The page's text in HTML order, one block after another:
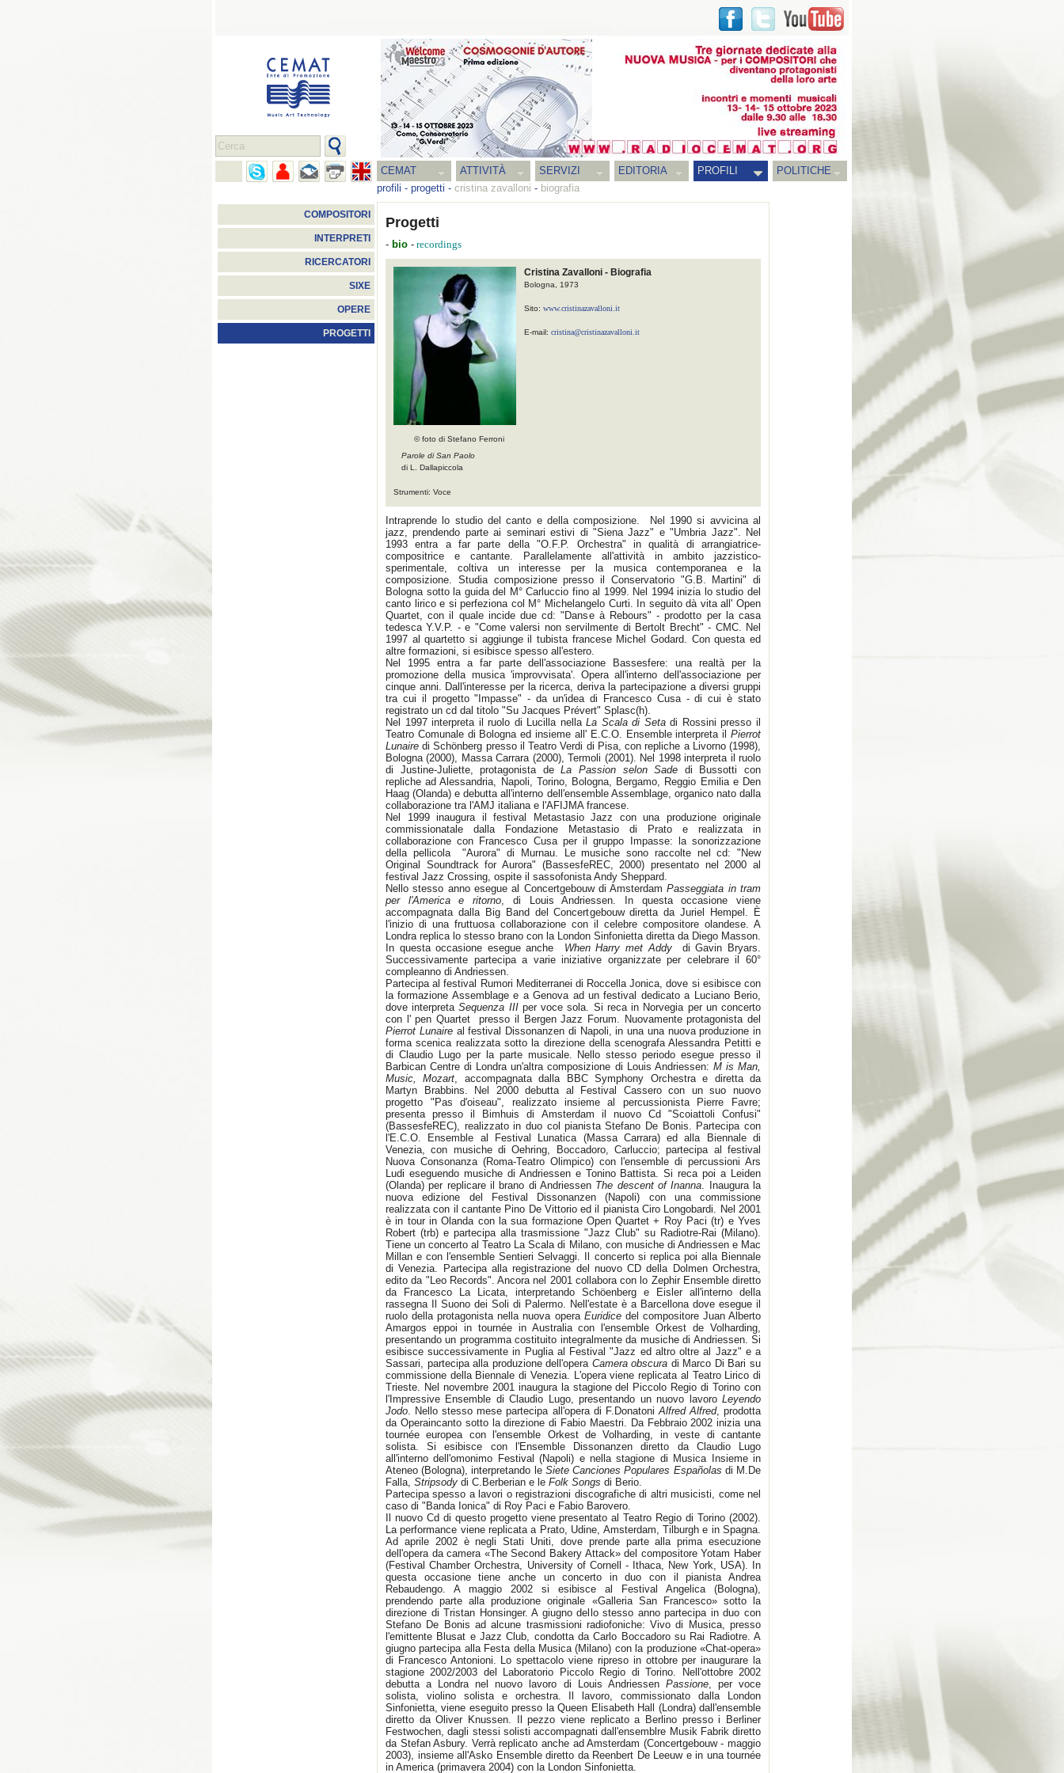
CEMAT ATTIVITÀ SERVIZI EDITORIA PROFILI
POLITICHE
profili - progetti - cristina zavalloni - biografia
COMPOSITORI
INTERPRETI
RICERCATORI
SIXE
OPERE
PROGETTI
Progetti
- bio - recordings
© foto di Stefano Ferroni
Cristina Zavalloni - Biografia
Bologna, 1973
Sito: www.cristinazavalloni.it
E-mail: cristina@cristinazavalloni.it
Parole di San Paolo
di L. Dallapiccola
Strumenti: Voce
Intraprende lo studio del canto e della composizione. Nel 1990 si avvicina al
jazz, prendendo parte ai seminari estivi di "Siena Jazz" e "Umbria Jazz". Nel
1993 entra a far parte della "O.F.P. Orchestra" in qualità di arrangiatrice-
compositrice e cantante. Parallelamente all'attività in ambito jazzistico-
sperimentale, coltiva un interesse per la musica contemporanea e la
composizione. Studia composizione presso il Conservatorio "G.B. Martini" di
Bologna sotto la guida del M° Carluccio fino al 1999. Nel 1994 inizia lo studio del
canto lirico e si perfeziona col M° Michelangelo Curti. In seguito dà vita all' Open
Quartet, con il quale incide due cd: "Danse à Rebours" - prodotto per la casa
tedesca Y.V.P. - e "Come valersi non servilmente di Bertolt Brecht" - CMC. Nel
1997 al quartetto si aggiunge il tubista francese Michel Godard. Con questa ed
altre formazioni, si esibisce spesso all'estero.
Nel 1995 entra a far parte dell'associazione Bassesfere: una realtà per la
promozione della musica 'improvvisata'. Opera all'interno dell'associazione per
cinque anni. Dall'interesse per la ricerca, deriva la partecipazione a diversi gruppi
tra cui il progetto "Impasse" - da un'idea di Francesco Cusa - di cui è stato
registrato un cd dal titolo "Su Jacques Prévert" Splasc(h).
Nel 1997 interpreta il ruolo di Lucilla nellaLa Scala di Setadi Rossini presso il
Teatro Comunale di Bologna ed insieme all' E.C.O. Ensemble interpreta il Pierrot
Lunaire di Schönberg presso il Teatro Verdi di Pisa, con repliche a Livorno (1998),
Bologna (2000), Massa Carrara (2000), Termoli (2001). Nel 1998 interpreta il ruolo
di Justine-Juliette, protagonista deLa Passion selon Sade di Bussotti con
repliche ad Alessandria, Napoli, Torino, Bologna, Bergamo, Reggio Emilia e Den
Haag (Olanda) e debutta all'interno dell'ensemble Assemblage, organico nato dalla
collaborazione tra l'AMJ italiana e l'AFIJMA francese.
Nel 1999 inaugura il festival Metastasio Jazz con una produzione originale
commissionatale dalla Fondazione Metastasio di Prato e realizzata in
collaborazione con Francesco Cusa per il gruppo Impasse: la sonorizzazione
della pellicola "Aurora" di Murnau. Le musiche sono raccolte nel cd: "New
Original Soundtrack for Aurora" (BassesfeREC, 2000) presentato nel 2000 al
festival Jazz Crossing, ospite il sassofonista Andy Sheppard.
Nello stesso anno esegue al Concertgebouw di Amsterdam Passeggiata in tram
per l'America e ritorno, di Louis Andriessen. In questa occasione viene
accompagnata dalla Big Band del Concertgebouw diretta da Juriel Hempel. È
l'inizio di una fruttuosa collaborazione con il celebre compositore olandese. A
Londra replica lo stesso brano con la London Sinfonietta diretta da Diego Masson.
In questa occasione esegue anche When Harry met Addy
di Gavin Bryars.
Successivamente partecipa a varie iniziative organizzate per celebrare il 60°
compleanno di Andriessen.
Partecipa al festival Rumori Mediterranei di Roccella Jonica, dove si esibisce con
la formazione Assemblage e a Genova ad un festival dedicato a Luciano Berio,
dove interpretaSequenza IIIper voce sola. Si reca in Norvegia per un concerto
con l' pen Quartet presso il Bergen Jazz Forum. Nuovamente protagonista del
Pierrot Lunaireal festival Dissonanzen di Napoli, in una una nuova produzione in
forma scenica realizzata sotto la direzione della scenografa Alessandra Petitti e
di Claudio Lugo per la parte musicale. Nello stesso periodo esegue presso il
Barbican Centre di Londra un'altra composizione di Louis Andriessen: M is Man,
Music, Mozart, accompagnata dalla BBC Symphony Orchestra e diretta da
Martyn Brabbins. Nel 2000 debutta al Festival Cassero con un suo nuovo
progetto "Pas d'oiseau", realizzato insieme al percussionista Pierre Favre;
presenta presso il Bimhuis di Amsterdam il nuovo Cd "Scoiattoli Confusi"
(BassesfeREC), realizzato in duo col pianista Stefano De Bonis. Partecipa con
l'E.C.O. Ensemble al Festival Lunatica (Massa Carrara) ed alla Biennale di
Venezia, con musiche di Oehring, Boccadoro, Carluccio; partecipa al festival
Nuova Consonanza (Roma-Teatro Olimpico) con l'ensemble di percussioni Ars
Ludi eseguendo musiche di Andriessen e Tonino Battista. Si reca poi a Leiden
(Olanda) per replicare il brano di Andriessen The descent of Inanna. Inaugura la
nuova edizione del Festival Dissonanzen (Napoli) con una commissione
realizzata con il cantante Pino De Vittorio ed il pianista Ciro Longobardi. Nel 2001
è in tour in Olanda con la sua formazione Open Quartet + Roy Paci (tr) e Yves
Robert (trb) e partecipa alla trasmissione "Jazz Club" su Radiotre-Rai (Milano).
Tiene un concerto al Teatro La Scala di Milano, con musiche di Andriessen e Mac
Millan e con l'ensemble Sentieri Selvaggi. Il concerto si replica poi alla Biennale
di Venezia. Partecipa alla registrazione del nuovo CD della Dolmen Orchestra,
edito da "Leo Records". Ancora nel 2001 collabora con lo Zephir Ensemble diretto
da Francesco La Licata, interpretando Schöenberg e Eisler all'interno della
rassegna Il Suono dei Soli di Palermo. Nell'estate è a Barcellona dove esegue il
ruolo della protagonista nella nuova opera Euridicedel compositore Juan Alberto
Amargos eppoi in tournée in Australia con l'ensemble Orkest de Volharding,
presentando un programma costituito integralmente da musiche di Andriessen. Si
esibisce successivamente in Puglia al Festival "Jazz ed altro oltre al Jazz" e a
Sassari, partecipa alla produzione dell'opera Camera obscura di Marco Di Bari su
commissione della Biennale di Venezia. L'opera viene replicata al Teatro Lirico di
Trieste. Nel novembre 2001 inaugura la stagione del Piccolo Regio di Torino con
l'Impressive Ensemble di Claudio Lugo, presentando un nuovo lavoro Leyendo
Jodo. Nello stesso mese partecipa all'opera di F.DonatoniAlfred Alfred, prodotta
da Operaincanto sotto la direzione di Fabio Maestri. Da Febbraio 2002 inizia una
tournée europea con l'ensemble Orkest de Volharding, in veste di cantante
solista. Si esibisce con l'Ensemble Dissonanzen diretto da Claudio Lugo
all'interno dell'omonimo Festival (Napoli) e nella stagione di Musica Insieme in
Ateneo (Bologna), interpretando le Siete Canciones Populares Españolas di M.De
Falla, Stripsody di C.Berberian e le Folk Songs di Berio.
Partecipa spesso a lavori o registrazioni discografiche di altri musicisti, come nel
caso di "Banda Ionica" di Roy Paci e Fabio Barovero.
Il nuovo Cd di questo progetto viene presentato al Teatro Regio di Torino (2002).
La performance viene replicata a Prato, Udine, Amsterdam, Tilburgh e in Spagna.
Ad aprile 2002 è negli Stati Uniti, dove prende parte alla prima esecuzione
dell'opera da camera «The Second Bakery Attack» del compositore Yotam Haber
(Festival Chamber Orchestra, University of Cornell - Ithaca, New York, USA). In
questa occasione tiene anche un concerto in duo con il pianista Andrea
Rebaudengo. A maggio 2002 si esibisce al Festival Angelica (Bologna),
prendendo parte alla produzione originale «Galleria San Francesco» sotto la
direzione di Tristan Honsinger. A giugno dello stesso anno partecipa in duo con
Stefano De Bonis ad alcune trasmissioni radiofoniche: Vivo di Musica, presso
l'emittente Blusat e Jazz Club, condotta da Carlo Boccadoro su Rai Radiotre. A
giugno partecipa alla Festa della Musica (Milano) con la produzione «Chat-opera»
di Francesco Antonioni. Lo spettacolo viene ripreso in ottobre per inaugurare la
stagione 2002/2003 del Laboratorio Piccolo Regio di Torino. Nell'ottobre 2002
debutta a Londra nel nuovo lavoro di Louis Andriessen Passione, per voce
solista, violino solista e orchestra. Il lavoro, commissionato dalla London
Sinfonietta, viene eseguito presso la Queen Elisabeth Hall (Londra) dall'ensemble
diretto da Oliver Knussen. Il pezzo viene replicato a Berlino presso i Berliner
Festwochen, dagli stessi solisti accompagnati dall'ensemblre Musik Fabrik diretto
da Stefan Asbury. Verrà replicato anche ad Amsterdam (Concertgebouw - maggio
2003), insieme all'Asko Ensemble diretto da Reenbert De Leeuw e in una tournée
in America (primavera 2004) con la London Sinfonietta.